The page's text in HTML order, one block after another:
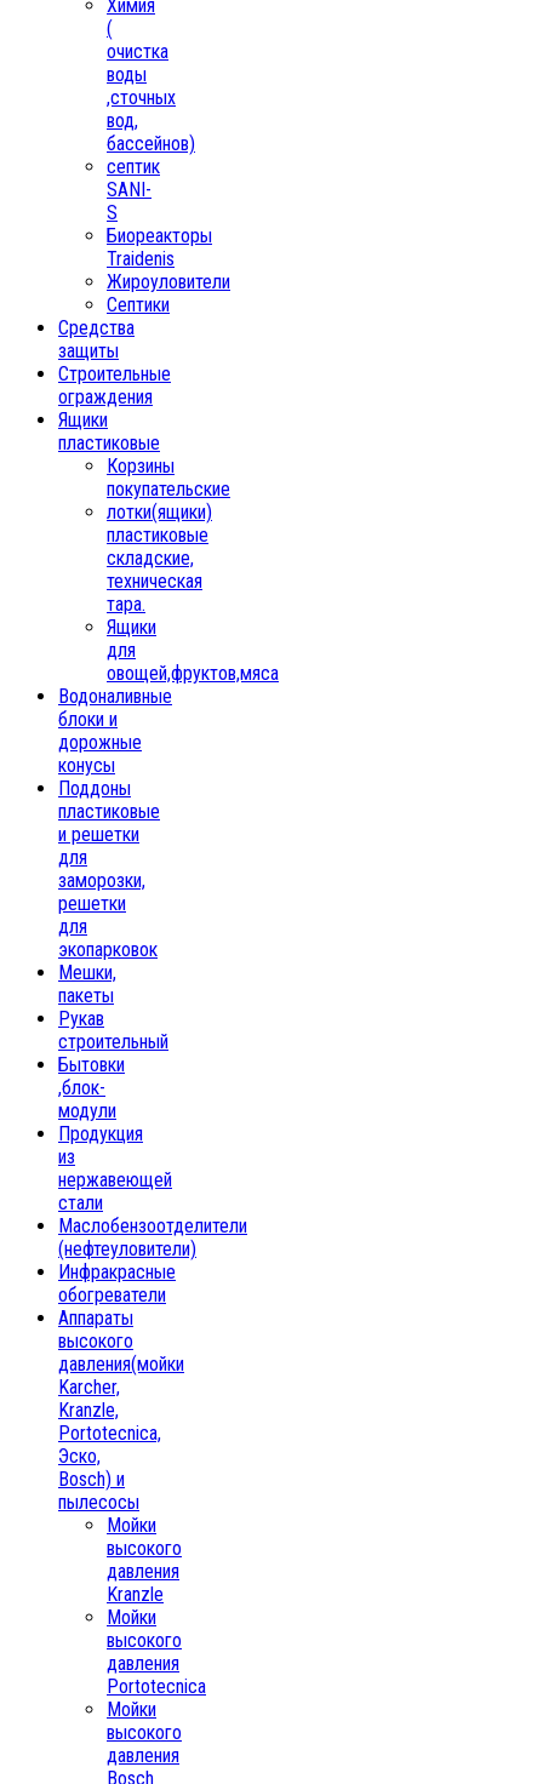
Химия
(
очистка
воды
,сточных
вод,
бассейнов)
септик
SANI-
S
Биореакторы
Traidenis
Жироуловители
Септики
Средства
защиты
Строительные
ограждения
Ящики
пластиковые
Корзины
покупательские
лотки(ящики)
пластиковые
складские,
техническая
тара.
Ящики
для
овощей,фруктов,мяса
Водоналивные
блоки и
дорожные
конусы
Поддоны
пластиковые
и решетки
для
заморозки,
решетки
для
экопарковок
Мешки,
пакеты
Рукав
строительный
Бытовки
,блок-
модули
Продукция
из
нержавеющей
стали
Маслобензоотделители
(нефтеуловители)
Инфракрасные
обогреватели
Аппараты
высокого
давления(мойки
Karcher,
Kranzle,
Portotecnica,
Эско,
Bosch) и
пылесосы
Мойки
высокого
давления
Kranzle
Мойки
высокого
давления
Portotecnica
Мойки
высокого
давления
Bosch